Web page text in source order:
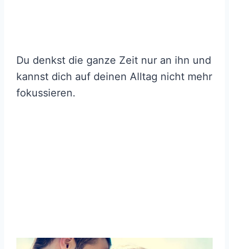
Du denkst die ganze Zeit nur an ihn und
kannst dich auf deinen Alltag nicht mehr
fokussieren.